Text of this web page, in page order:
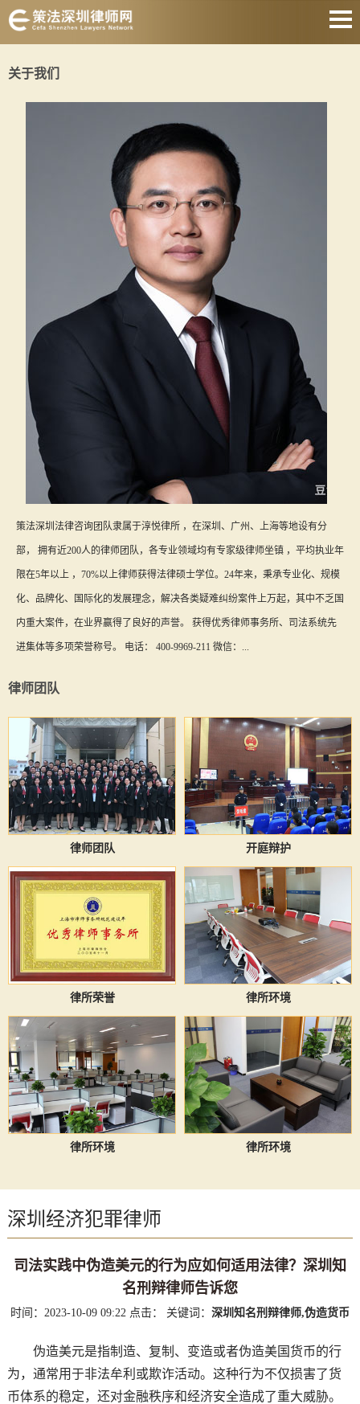
房产纠纷
合同纠纷
债权债务
公司经营
关于我们
关于我们
策法深圳法律咨询团队隶属于淳悦律所 ，在深圳、广州、上海等地设有分
部， 拥有近200人的律师团队，各专业领域均有专家级律师坐镇 ，平均执业年
限在5年以上 ，70%以上律师获得法律硕士学位。24年来，秉承专业化、规模
化、品牌化、国际化的发展理念，解决各类疑难纠纷案件上万起，其中不乏国
内重大案件，在业界赢得了良好的声誉。 获得优秀律师事务所、司法系统先
进集体等多项荣誉称号。 电话： 400-9969-211 微信：...
律师团队
律师团队 开庭辩护
律所荣誉 律所环境
律所环境 律所环境
深圳经济犯罪律师
司法实践中伪造美元的行为应如何适用法律？深圳知
名刑辩律师告诉您
时间：2023-10-09 09:22 点击： 关键词： 深圳知名刑辩律师,伪造货币
伪造美元是指制造、复制、变造或者伪造美国货币的行
为，通常用于非法牟利或欺诈活动。这种行为不仅损害了货
币体系的稳定，还对金融秩序和经济安全造成了重大威胁。